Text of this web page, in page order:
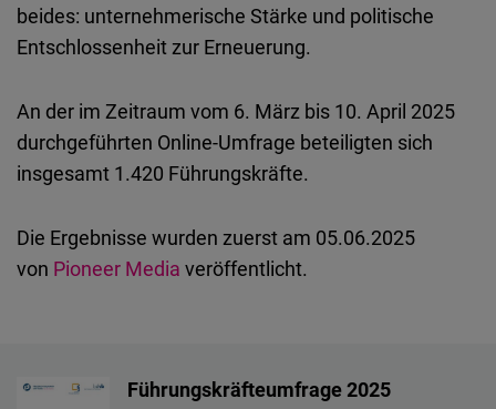
beides: unternehmerische Stärke und politische
Entschlossenheit zur Erneuerung.
An der im Zeitraum vom 6. März bis 10. April 2025
durchgeführten Online-Umfrage beteiligten sich
insgesamt 1.420 Führungskräfte.
Die Ergebnisse wurden zuerst am 05.06.2025
von Pioneer Media veröffentlicht.
Führungskräfteumfrage 2025